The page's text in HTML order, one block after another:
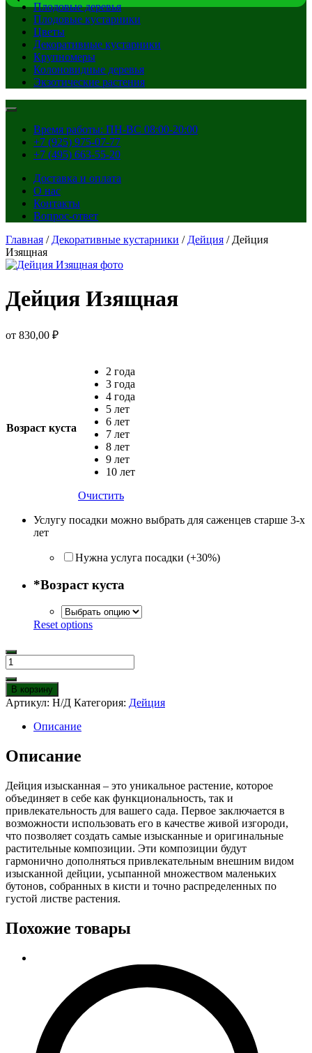
Плодовые деревья
Плодовые кустарники
Цветы
Декоративные кустарники
Крупномеры
Колоновидные деревья
Экзотические растения
Время работы: ПН-ВС 08:00-20:00
+7 (925) 975-07-77
+7 (495) 663-55-20
Доставка и оплата
О нас
Контакты
Вопрос-ответ
Главная / Декоративные кустарники / Дейция / Дейция
Изящная
Дейция Изящная
от 830,00 ₽
Возраст куста
2 года
3 года
4 года
5 лет
6 лет
7 лет
8 лет
9 лет
10 лет
Очистить
Услугу посадки можно выбрать для саженцев старше 3-х
лет
Нужна услуга посадки (+30%)
*Возраст куста
Reset options
Количество
товара
Дейция
Изящная
В корзину
Артикул: Н/Д Категория: Дейция
Описание
Описание
Дейция изысканная – это уникальное растение, которое
объединяет в себе как функциональность, так и
привлекательность для вашего сада. Первое заключается в
возможности использовать его в качестве живой изгороди,
что позволяет создать самые изысканные и оригинальные
растительные композиции. Эти композиции будут
гармонично дополняться привлекательным внешним видом
изысканной дейции, усыпанной множеством маленьких
бутонов, собранных в кисти и точно распределенных по
густой листве растения.
Похожие товары